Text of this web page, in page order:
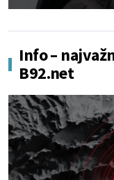
Info –
B92.net